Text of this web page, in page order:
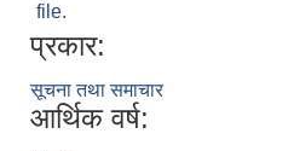
file.
प्रकार:
सूचना तथा समाचार
आर्थिक वर्ष: